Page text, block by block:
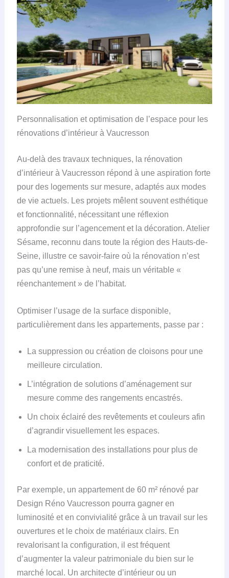
Personnalisation et optimisation de l’espace pour les
rénovations d’intérieur à Vaucresson
Au-delà des travaux techniques, la rénovation
d’intérieur à Vaucresson répond à une aspiration forte
pour des logements sur mesure, adaptés aux modes
de vie actuels. Les projets mêlent souvent esthétique
et fonctionnalité, nécessitant une réflexion
approfondie sur l’agencement et la décoration. Atelier
Sésame, reconnu dans toute la région des Hauts-de-
Seine, illustre ce savoir-faire où la rénovation n’est
pas qu’une remise à neuf, mais un véritable «
réenchantement » de l’habitat.
Optimiser l’usage de la surface disponible,
particulièrement dans les appartements, passe par :
La suppression ou création de cloisons pour une
meilleure circulation.
L’intégration de solutions d’aménagement sur
mesure comme des rangements encastrés.
Un choix éclairé des revêtements et couleurs afin
d’agrandir visuellement les espaces.
La modernisation des installations pour plus de
confort et de praticité.
Par exemple, un appartement de 60 m² rénové par
Design Réno Vaucresson pourra gagner en
luminosité et en convivialité grâce à un travail sur les
ouvertures et le choix de matériaux clairs. En
revalorisant la configuration, il est fréquent
d’augmenter la valeur patrimoniale du bien sur le
marché local. Un architecte d’intérieur ou un